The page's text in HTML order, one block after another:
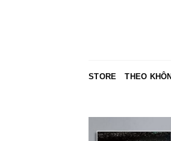
STORE THEO